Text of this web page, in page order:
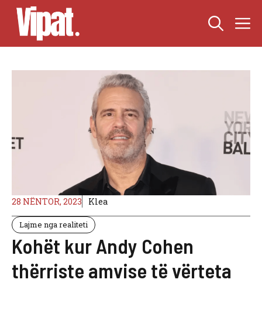
Skip
content
28 NËNTOR, 2023 Klea
Lajme nga realiteti
Kohët kur Andy Cohen
thërriste amvise të vërteta